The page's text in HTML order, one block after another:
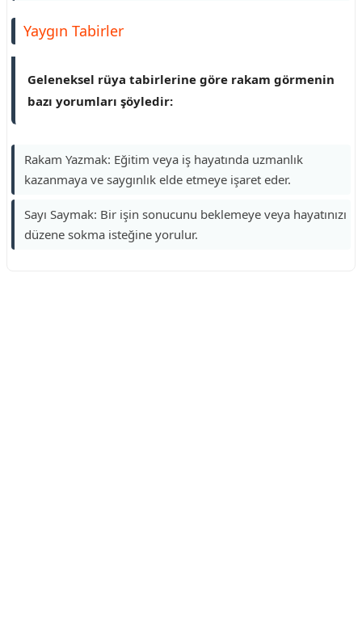
Yaygın Tabirler
Geleneksel rüya tabirlerine göre rakam görmenin
bazı yorumları şöyledir:
Rakam Yazmak: Eğitim veya iş hayatında uzmanlık
kazanmaya ve saygınlık elde etmeye işaret eder.
Sayı Saymak: Bir işin sonucunu beklemeye veya hayatınızı
düzene sokma isteğine yorulur.